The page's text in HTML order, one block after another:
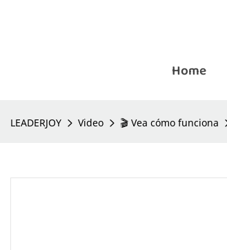
Home
LEADERJOY Video 🎬 Vea cómo funciona